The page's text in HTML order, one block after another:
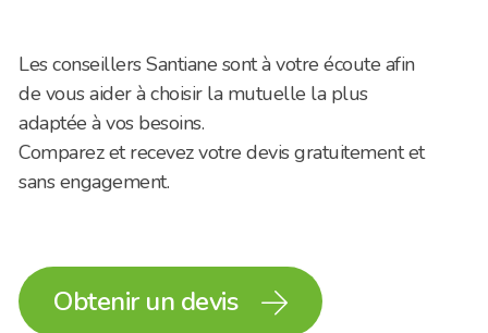
Les conseillers Santiane sont à votre écoute afin
de vous aider à choisir la mutuelle la plus
adaptée à vos besoins.
Comparez et recevez votre devis gratuitement et
sans engagement.
Obtenir un devis full_arrow_right